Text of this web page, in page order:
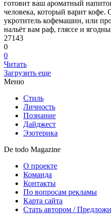
готовит ваш ароматный
человека, который варит кофе.
укротитель кофемашин, или
нальёт вам раф, гляссе и
27143
0
0
Читать
Загрузить еще
Меню
Стиль
Личность
Познание
Дайджест
Эзотерика
De todo Magazine
О проекте
Команда
Контакты
По вопросам рекламы
Карта сайта
Стать автором /